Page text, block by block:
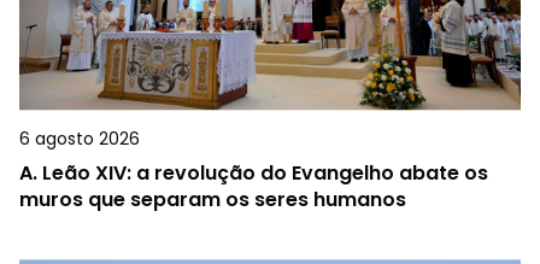
6 agosto 2026
A. Leão XIV: a revolução do Evangelho abate os
muros que separam os seres humanos